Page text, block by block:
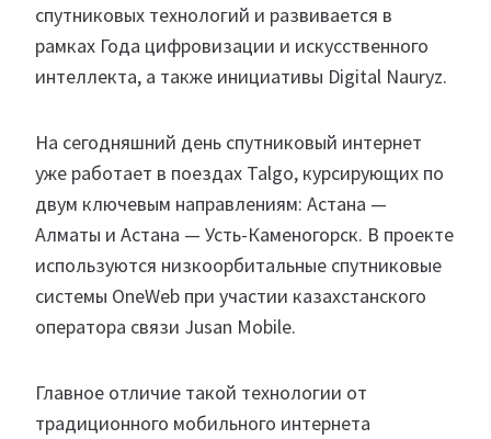
спутниковых технологий и развивается в
рамках Года цифровизации и искусственного
интеллекта, а также инициативы Digital Nauryz.
На сегодняшний день спутниковый интернет
уже работает в поездах Talgo, курсирующих по
двум ключевым направлениям: Астана —
Алматы и Астана — Усть-Каменогорск. В проекте
используются низкоорбитальные спутниковые
системы OneWeb при участии казахстанского
оператора связи Jusan Mobile.
Главное отличие такой технологии от
традиционного мобильного интернета